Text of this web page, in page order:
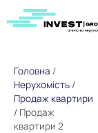
Головна /
Нерухомість /
Продаж квартири
/ Продаж
квартири 2